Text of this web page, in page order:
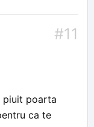
#11
piuit poarta
ca te